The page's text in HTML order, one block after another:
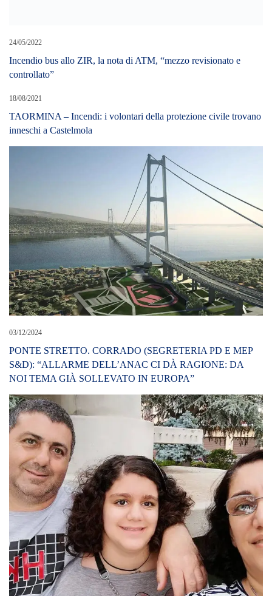
PONTE STRETTO. CORRADO (SEGRETERIA PD E MEP
S&D): “ALLARME DELL’ANAC CI DÀ RAGIONE: DA
NOI TEMA GIÀ SOLLEVATO IN EUROPA”
30/05/2021
Madre e figlia impiccate: “porto con me Alessandra”. Il pm
Cavallo, “il biglietto di addio è esplicito”